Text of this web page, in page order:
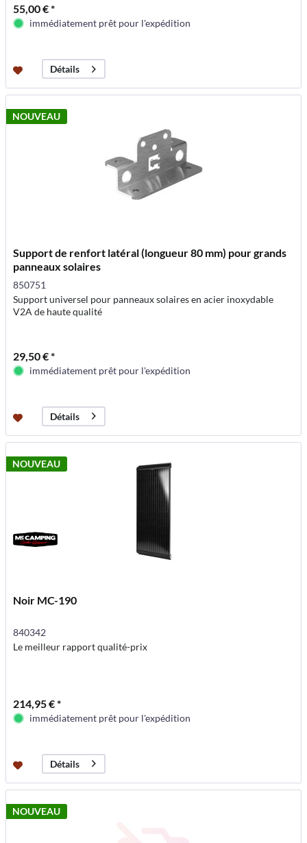
55,00 € *
immédiatement prêt pour l'expédition
Détails
NOUVEAU
Support de renfort latéral (longueur 80 mm) pour grands
panneaux solaires
850751
Support universel pour panneaux solaires en acier inoxydable
V2A de haute qualité
29,50 € *
immédiatement prêt pour l'expédition
Détails
NOUVEAU
Noir MC-190
840342
Le meilleur rapport qualité-prix
214,95 € *
immédiatement prêt pour l'expédition
Détails
NOUVEAU